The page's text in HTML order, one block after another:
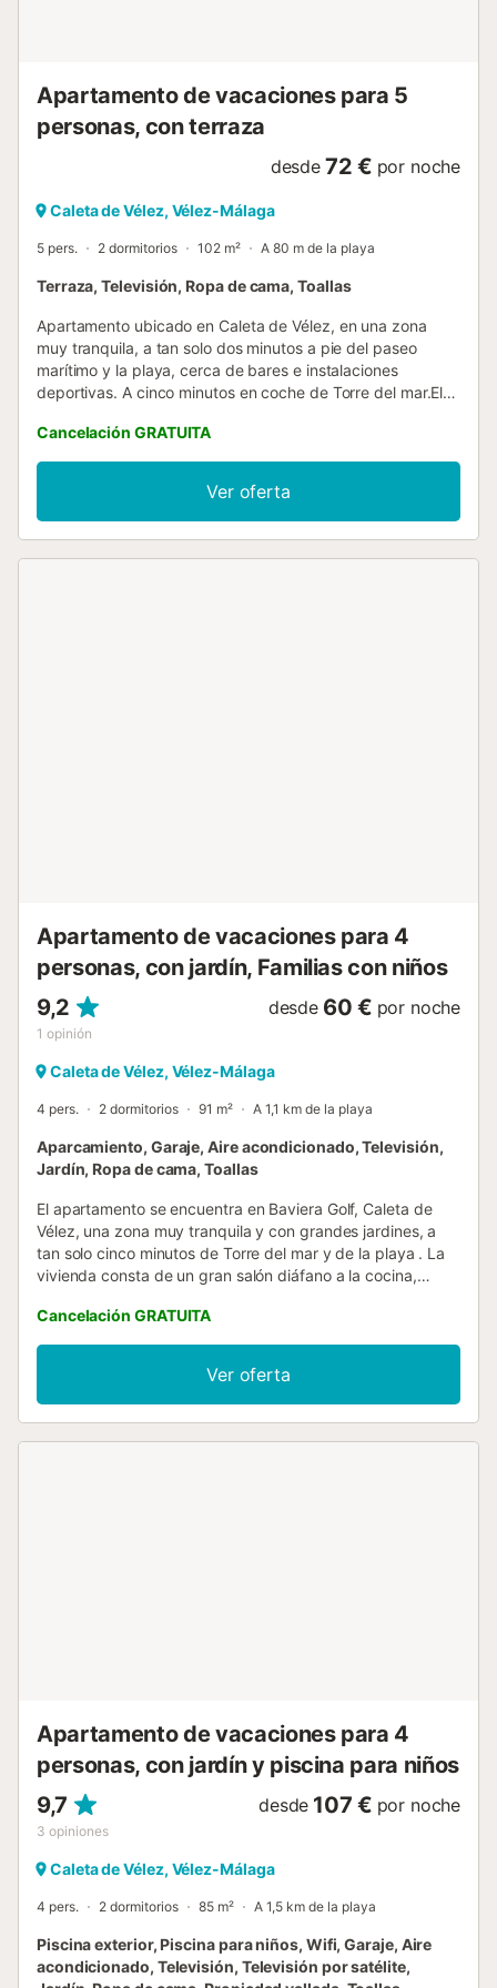
Apartamento de vacaciones para 5
personas, con terraza
desde 72 € por noche
Caleta de Vélez, Vélez-Málaga
5 pers. 2 dormitorios 102 m² A 80 m de la playa
Terraza, Televisión, Ropa de cama, Toallas
Apartamento ubicado en Caleta de Vélez, en una zona
muy tranquila, a tan solo dos minutos a pie del paseo
marítimo y la playa, cerca de bares e instalaciones
deportivas. A cinco minutos en coche de Torre del mar.El
armarios empotrados, una cocina abierta completamente
equipada diáfana al salón -comedor, una gran terraza con
buenas vistas .Ideal para pasar unas cálidas vacaciones
cerca del mar, con familia y amigos....
Cancelación GRATUITA
Ver oferta
Apartamento de vacaciones para 4
personas, con jardín, Familias con niños
9,2
1 opinión
desde 60 € por noche
Caleta de Vélez, Vélez-Málaga
4 pers. 2 dormitorios 91 m² A 1,1 km de la playa
Aparcamiento, Garaje, Aire acondicionado, Televisión,
Jardín, Ropa de cama, Toallas
El apartamento se encuentra en Baviera Golf, Caleta de
Vélez, una zona muy tranquila y con grandes jardines, a
tan solo cinco minutos de Torre del mar y de la playa . La
vivienda consta de un gran salón diáfano a la cocina,
armarios empotrados y salida a la gran terraza, un
espacioso baño y un aseo. Sin duda la mejor manera para
pasar unas cálidas vacaciones en familia ....
Cancelación GRATUITA
Ver oferta
Apartamento de vacaciones para 4
personas, con jardín y piscina para niños
9,7
3 opiniones
desde 107 € por noche
Caleta de Vélez, Vélez-Málaga
4 pers. 2 dormitorios 85 m² A 1,5 km de la playa
Piscina exterior, Piscina para niños, Wifi, Garaje, Aire
acondicionado, Televisión, Televisión por satélite,